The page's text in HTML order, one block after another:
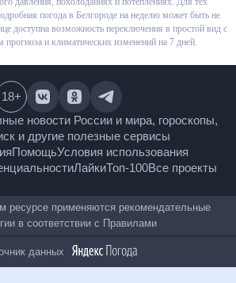
давления, похолоданиях и потеплениях.
кому подробная погода в Белгороде на
на этой же странице доступна
новости России и мира,
поиск и другие полезные сервисы
Помощь
Условия использования
ЛайкиТоп-100
Все проекты
18+
ресурсе применяются
в соответствии сПравилами